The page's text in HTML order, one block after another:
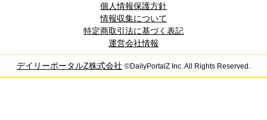
個人情報保護方針
情報収集について
特定商取引法に基づく表記
運営会社情報
デイリーポータルZ株式会社 ©DailyPortalZ Inc. All Rights Reserved.